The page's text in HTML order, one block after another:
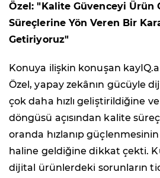
Özel: "Kalite Güvenceyi Ürün
Süreçlerine Yön Veren Bir
Getiriyoruz"
Konuya ilişkin konuşan
Özel, yapay zekânın gücüyle
çok daha hızlı geliştirildiğine
döngüsü açısından kalite
oranda hızlanıp
haline geldiğine dikkat çekti.
dijital ürünlerdeki sorunların